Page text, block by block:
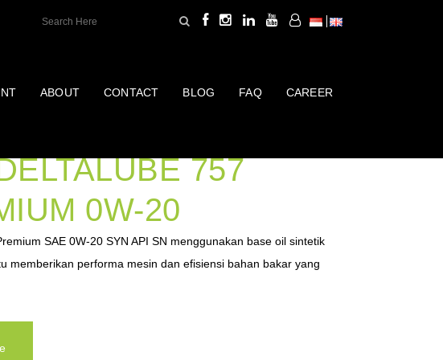
ABOUT CONTACT BLOG FAQ CAREER
757
0W-20
SAE 0W-20 SYN API SN menggunakan base oil sintetik
memberikan performa mesin dan efisiensi bahan bakar yang